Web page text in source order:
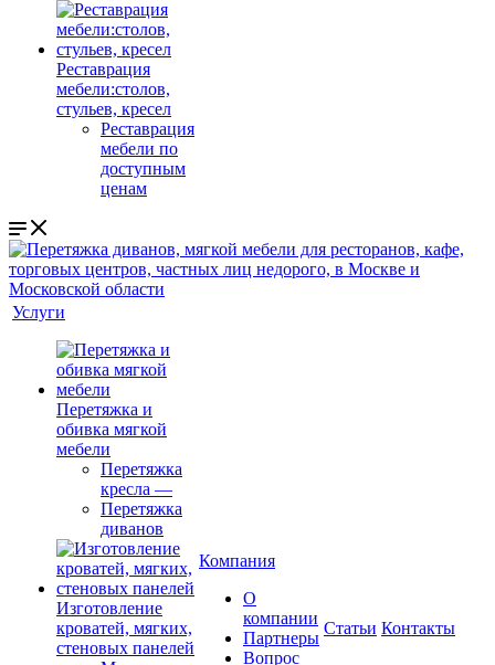
Реставрация
мебели:столов,
стульев, кресел
Реставрация
мебели по
доступным
ценам
Услуги
Перетяжка и
обивка мягкой
мебели
Перетяжка
кресла —
Перетяжка
диванов
Изготовление
кроватей, мягких,
стеновых панелей
Компания
О
компании
Партнеры
Вопрос
Cтатьи Контакты